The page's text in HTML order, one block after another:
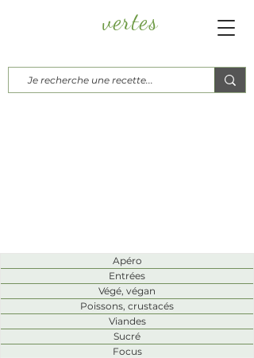
Papayesvertes
Apéro
Entrées
Végé, végan
Poissons, crustacés
Viandes
Sucré
Focus